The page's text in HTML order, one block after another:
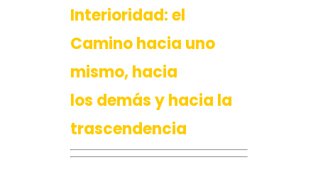
Interioridad: el
Camino hacia uno
mismo, hacia
los demás y hacia la
trascendencia